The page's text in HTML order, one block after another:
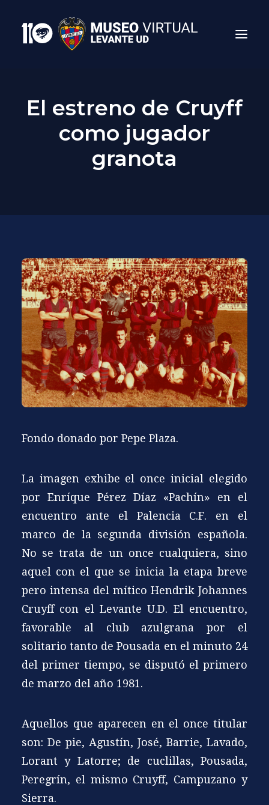
Search
El estreno de Cruyff
como jugador
granota
Fondo donado por Pepe Plaza.
La imagen exhibe el once inicial elegido
por Enríque Pérez Díaz «Pachín» en el
encuentro ante el Palencia C.F. en el
marco de la segunda división española.
No se trata de un once cualquiera, sino
aquel con el que se inicia la etapa breve
pero intensa del mítico Hendrik Johannes
Cruyff con el Levante U.D. El encuentro,
favorable al club azulgrana por el
solitario tanto de Pousada en el minuto 24
del primer tiempo, se disputó el primero
de marzo del año 1981.
Aquellos que aparecen en el once titular
son: De pie, Agustín, José, Barrie, Lavado,
Lorant y Latorre; de cuclillas, Pousada,
Peregrín, el mismo Cruyff, Campuzano y
Sierra.